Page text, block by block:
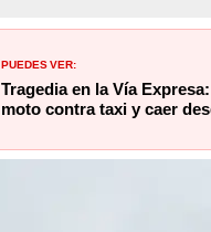
PUEDES VER:
Tragedia en la Vía
moto contra taxi y caer